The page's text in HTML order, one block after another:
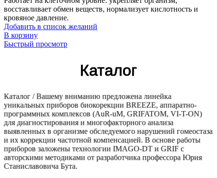
восставливает обмен веществ, нормализует кислотность и
кровяное давление.
Добавить в список желаний
В корзину
Быстрый просмотр
Каталог
Каталог / Вашему вниманию предложена линейка
уникальных приборов биокорекции BREEZE, аппаратно-
программных комплексов (AuR-uM, GRIFATOM, VI-T-ON)
для диагностирования и многофакторного анализа
выявленных в организме обследуемого нарушений гомеостаза
и их коррекции частотной компенсацией. В основе работы
приборов заложены технологии IMAGO-DT и GRIF c
авторскими методиками от разработчика профессора Юрия
Станиславовича Бута.